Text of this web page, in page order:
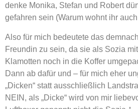
denke Monika, Stefan und Robert
gefahren sein (Warum wohnt ihr
Also für mich bedeutete das
Freundin zu sein, da sie als Sozia
Klamotten noch in die Koffer
Dann ab dafür und – für mich eher
„Dicken“ statt ausschließlich
NEIN, als „Dicke“ wird von mir